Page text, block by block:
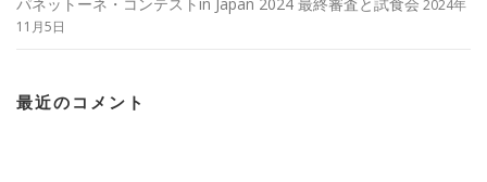
2024年
11月5日
最近のコメント